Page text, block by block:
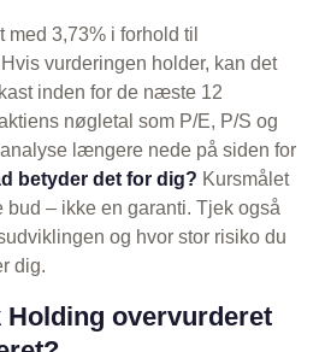
3,73% i forhold til
vurderingen holder, kan det
inden for de næste 12
nøgletal som P/E, P/S og
længere nede på siden for
betyder det for dig? Kursmålet
bud – ikke en garanti. Tjek også
og hvor stor risiko du
dig.
Holding overvurderet